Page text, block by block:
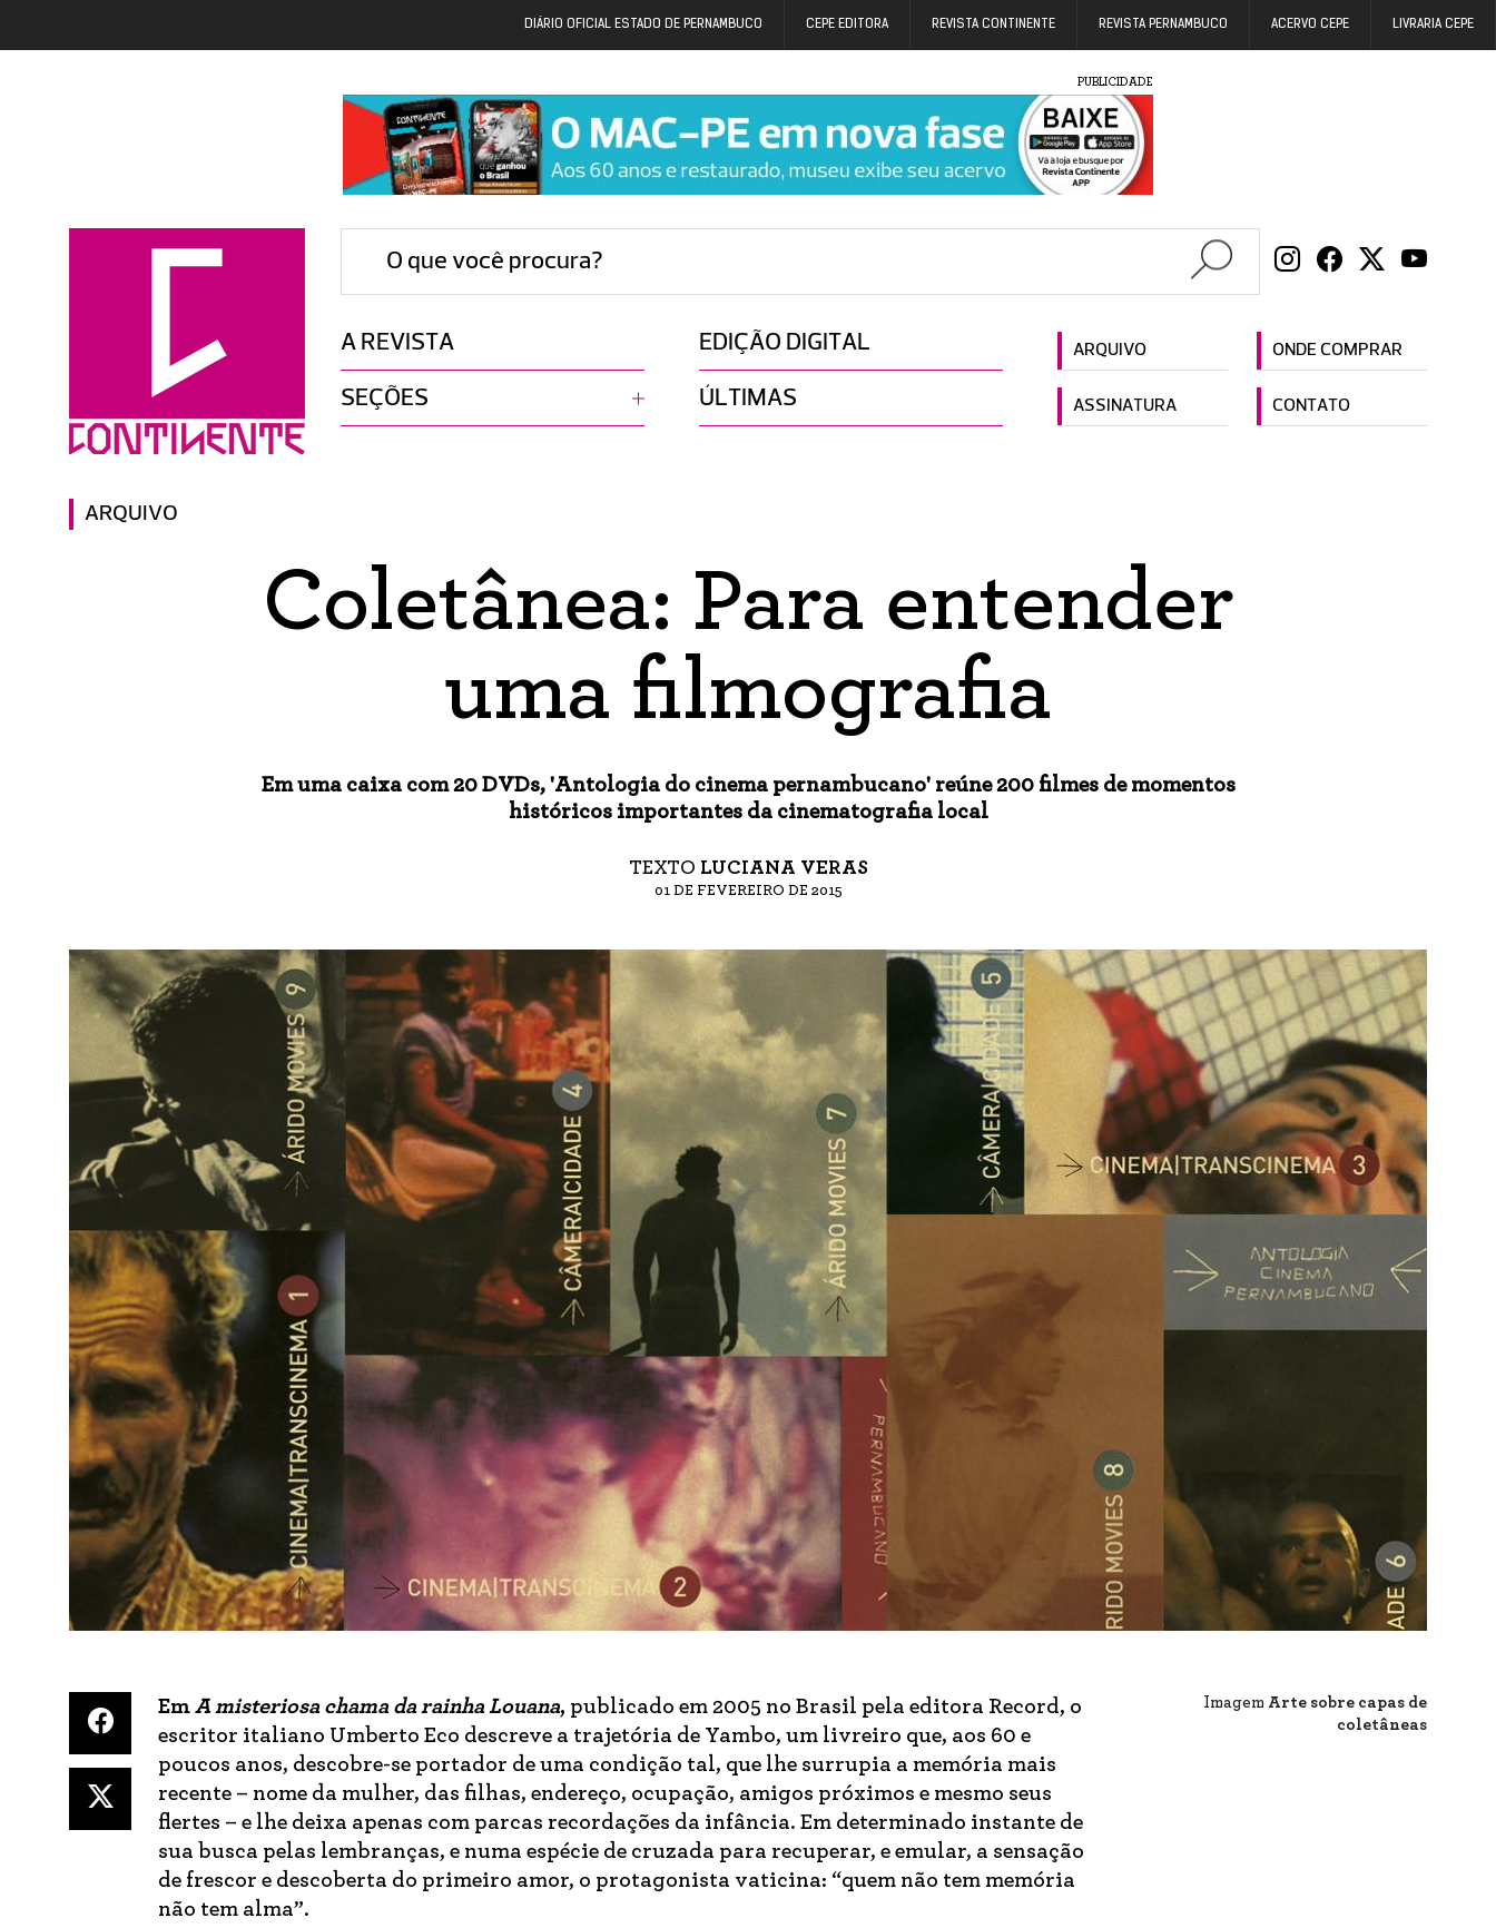
DIÁRIO OFICIAL ESTADO DE PERNAMBUCO CEPE EDITORA REVISTA CONTINENTE REVISTA PERNAMBUCO ACERVO CEPE LIVRARIA CEPE
PUBLICIDADE
O que você procura?
A REVISTA EDIÇÃO DIGITAL ARQUIVO ONDE COMPRAR
SEÇÕES ÚLTIMAS ASSINATURA CONTATO
ARQUIVO
Coletânea: Para entender
uma filmografia
Em uma caixa com 20 DVDs, 'Antologia do cinema pernambucano' reúne 200 filmes de momentos
históricos importantes da cinematografia local
TEXTO LUCIANA VERAS
01 DE FEVEREIRO DE 2015
Imagem Arte sobre capas de
coletâneas
Em A misteriosa chama da rainha Louana, publicado em 2005 no Brasil pela editora Record, o
escritor italiano Umberto Eco descreve a trajetória de Yambo, um livreiro que, aos 60 e
poucos anos, descobre-se portador de uma condição tal, que lhe surrupia a memória mais
recente – nome da mulher, das filhas, endereço, ocupação, amigos próximos e mesmo seus
flertes – e lhe deixa apenas com parcas recordações da infância. Em determinado instante de
sua busca pelas lembranças, e numa espécie de cruzada para recuperar, e emular, a sensação
de frescor e descoberta do primeiro amor, o protagonista vaticina: “quem não tem memória
não tem alma”.